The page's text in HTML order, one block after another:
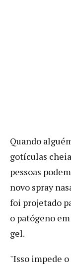
Quando
gotículas
pessoas
novo spray
foi projetado
o patógeno
gel.
"Isso impede